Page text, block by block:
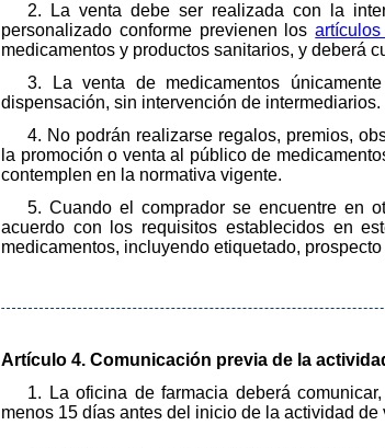
2. La venta debe ser realizada con la
personalizado conforme previenen los
medicamentos y productos sanitarios, y deberá
3. La venta de medicamentos
dispensación, sin intervención de intermediarios.
4. No podrán realizarse regalos, premios,
la promoción o venta al público de
contemplen en la normativa vigente.
5. Cuando el comprador se encuentre en
acuerdo con los requisitos establecidos en
medicamentos, incluyendo etiquetado,
Artículo 4. Comunicación previa de la
1. La oficina de farmacia deberá
menos 15 días antes del inicio de la actividad